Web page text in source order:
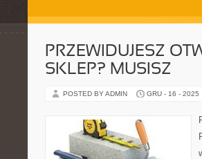
PRZEWIDUJESZ
SKLEP? MUSISZ
POSTED BY ADMIN GRU - 16 - 2025